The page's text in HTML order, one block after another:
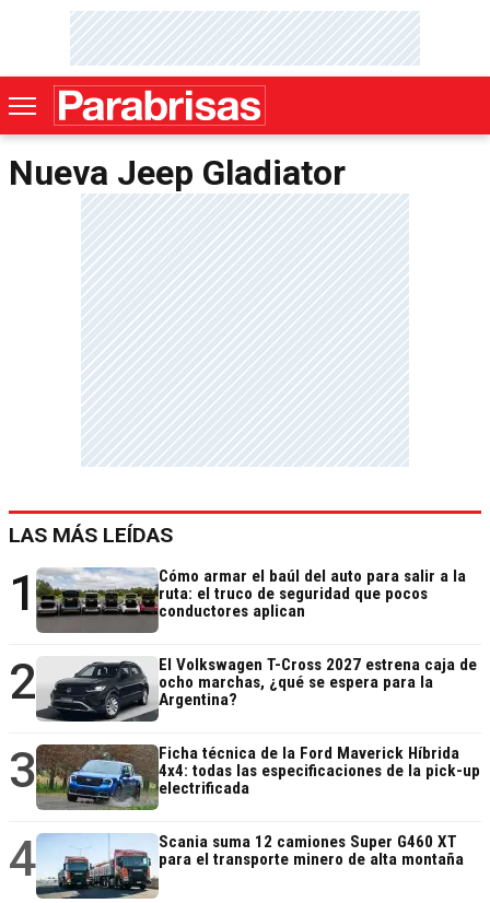
Nueva Jeep Gladiator
LAS MÁS LEÍDAS
1
Cómo armar el baúl del auto para salir a la
ruta: el truco de seguridad que pocos
conductores aplican
2
El Volkswagen T-Cross 2027 estrena caja de
ocho marchas, ¿qué se espera para la
Argentina?
3
Ficha técnica de la Ford Maverick Híbrida
4x4: todas las especificaciones de la pick-up
electrificada
4
Scania suma 12 camiones Super G460 XT
para el transporte minero de alta montaña